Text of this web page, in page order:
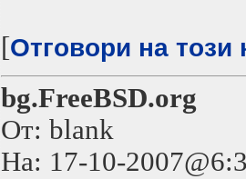
[Отговори на този
bg.FreeBSD.org
От: blank
На: 17-10-